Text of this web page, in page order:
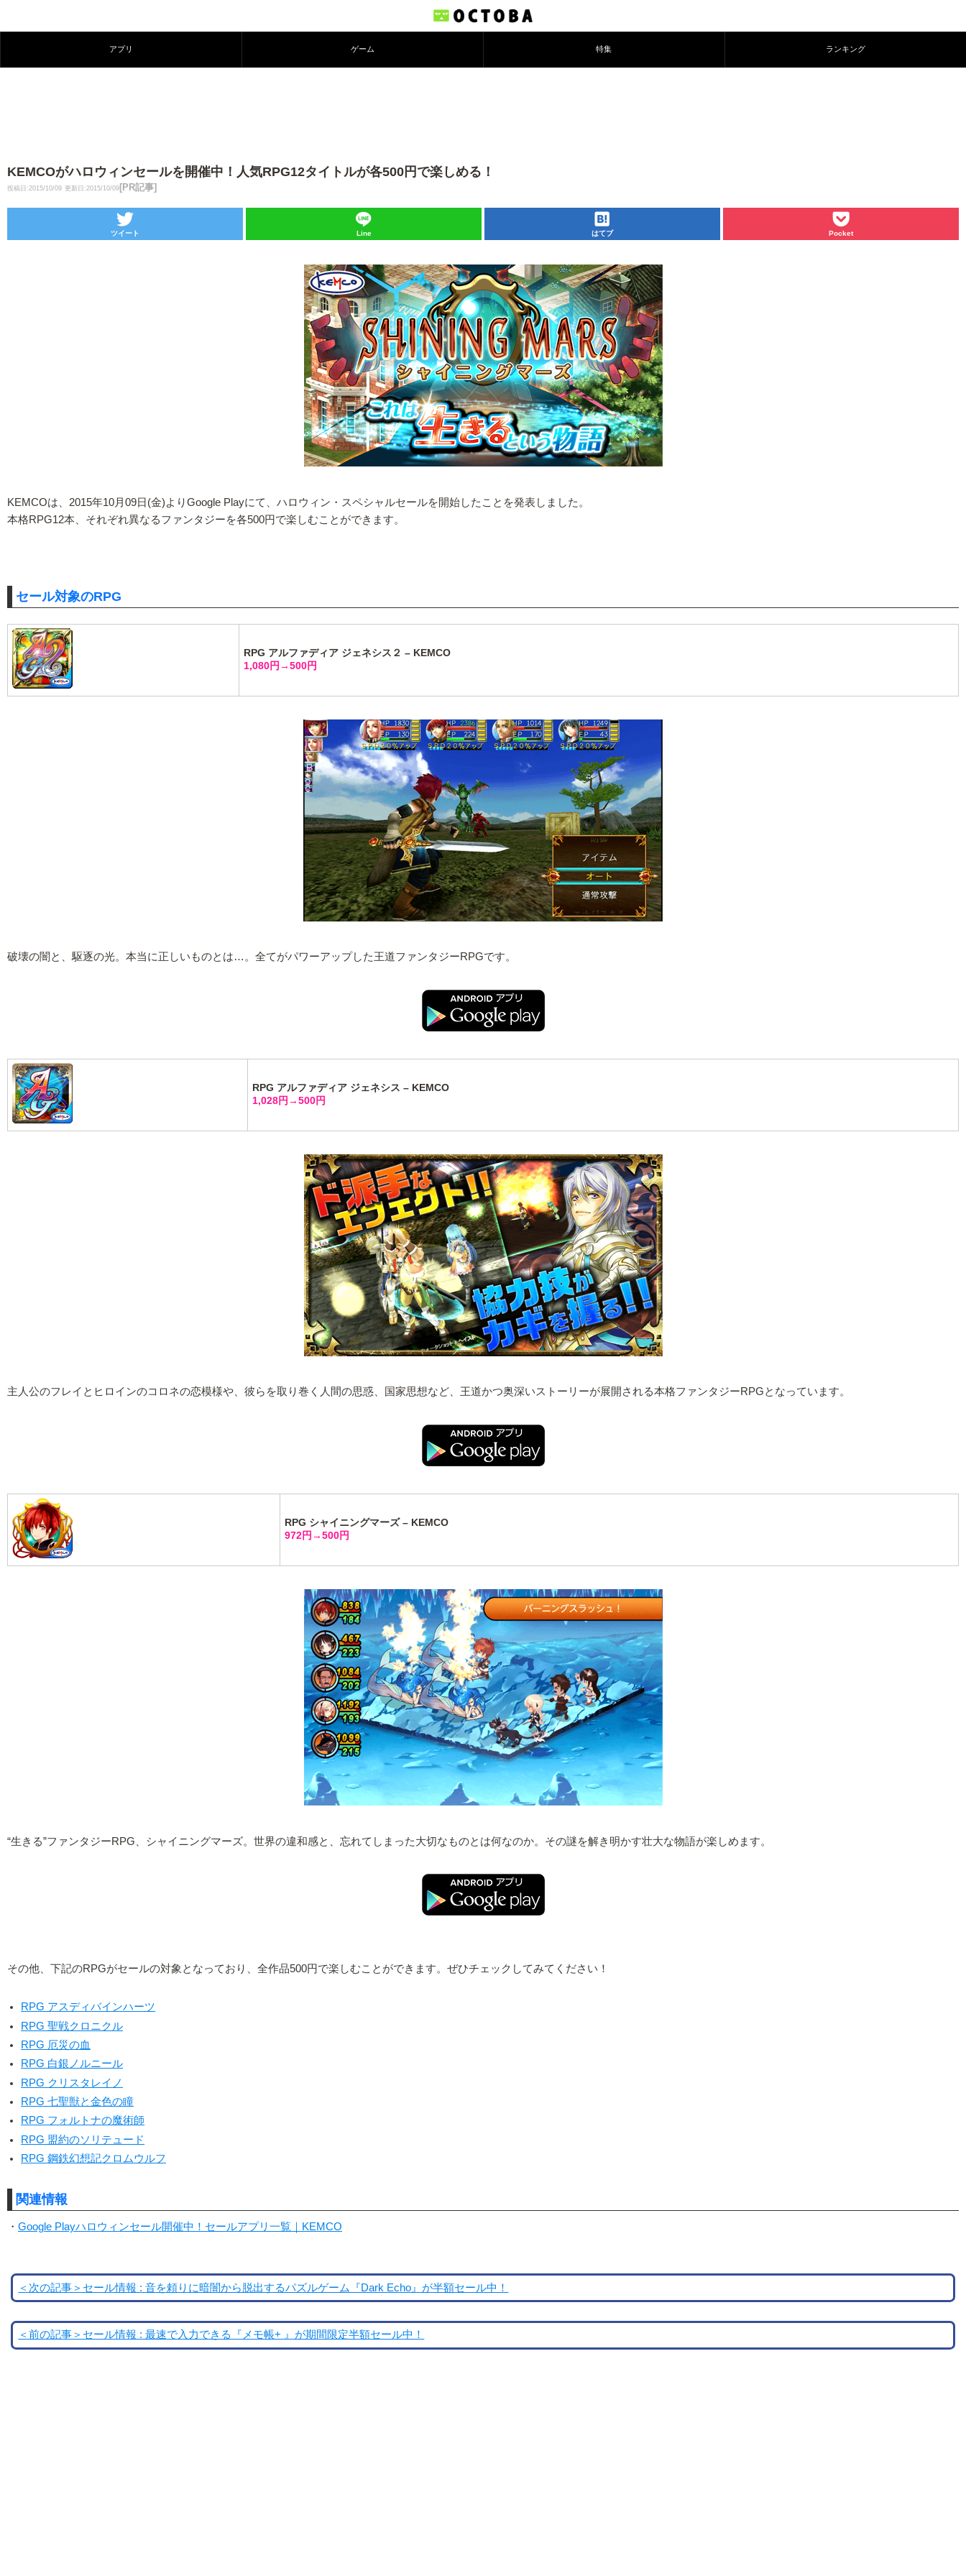
アプリ ゲーム 特集 ランキング
KEMCOがハロウィンセールを開催中！人気RPG12タイトルが各500円で楽しめる！
投稿日:2015/10/09 更新日:2015/10/09 [PR記事]
ツイート Line はてブ Pocket
KEMCOは、2015年10月09日(金)よりGoogle Playにて、ハロウィン・スペシャルセールを開始したことを発表しました。
本格RPG12本、それぞれ異なるファンタジーを各500円で楽しむことができます。
セール対象のRPG
RPG アルファディア ジェネシス２ – KEMCO
1,080円→500円
破壊の闇と、駆逐の光。本当に正しいものとは…。全てがパワーアップした王道ファンタジーRPGです。
RPG アルファディア ジェネシス – KEMCO
1,028円→500円
主人公のフレイとヒロインのコロネの恋模様や、彼らを取り巻く人間の思惑、国家思想など、王道かつ奥深いストーリーが展開される本格ファンタジーRPGとなっています。
RPG シャイニングマーズ – KEMCO
972円→500円
“生きる”ファンタジーRPG、シャイニングマーズ。世界の違和感と、忘れてしまった大切なものとは何なのか。その謎を解き明かす壮大な物語が楽しめます。
その他、下記のRPGがセールの対象となっており、全作品500円で楽しむことができます。ぜひチェックしてみてください！
RPG アスディバインハーツ
RPG 聖戦クロニクル
RPG 厄災の血
RPG 白銀ノルニール
RPG クリスタレイノ
RPG 七聖獣と金色の瞳
RPG フォルトナの魔術師
RPG 盟約のソリテュード
RPG 鋼鉄幻想記クロムウルフ
関連情報
・ Google Playハロウィンセール開催中！セールアプリ一覧｜KEMCO
＜次の記事＞セール情報 : 音を頼りに暗闇から脱出するパズルゲーム『Dark Echo』が半額セール中！
＜前の記事＞セール情報 : 最速で入力できる『メモ帳+ 』が期間限定半額セール中！